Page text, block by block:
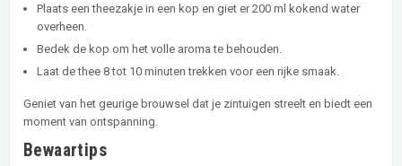
Plaats een theezakje in een kop en giet er 200 ml kokend water
overheen.
Bedek de kop om het volle aroma te behouden.
Laat de thee 8 tot 10 minuten trekken voor een rijke smaak.
Geniet van het geurige brouwsel dat je zintuigen streelt en biedt een
moment van ontspanning.
Bewaartips